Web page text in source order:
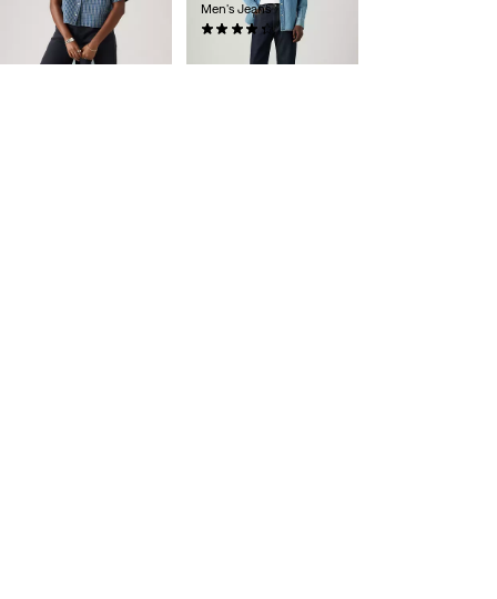
40,00 $
Men's Jeans
(93)